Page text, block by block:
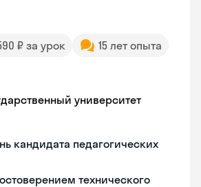
₽ за урок
15 лет опыта
университет
кандидата педагогических
технического